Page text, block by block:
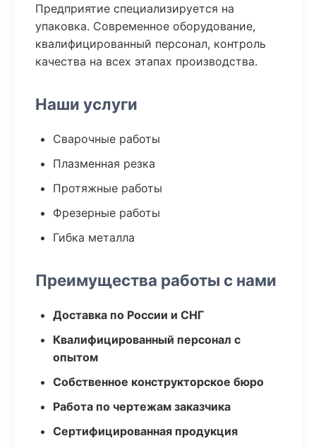
Предприятие специализируется на
упаковка. Современное оборудование,
квалифицированный персонал, контроль
качества на всех этапах производства.
Наши услуги
Сварочные работы
Плазменная резка
Протяжные работы
Фрезерные работы
Гибка металла
Преимущества работы с нами
Доставка по России и СНГ
Квалифицированный персонал с
опытом
Собственное конструкторское бюро
Работа по чертежам заказчика
Сертифицированная продукция